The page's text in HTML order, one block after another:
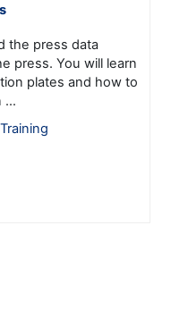
the press data
press. You will learn
plates and how to
...